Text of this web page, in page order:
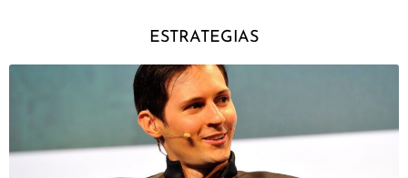
ESTRATEGIAS